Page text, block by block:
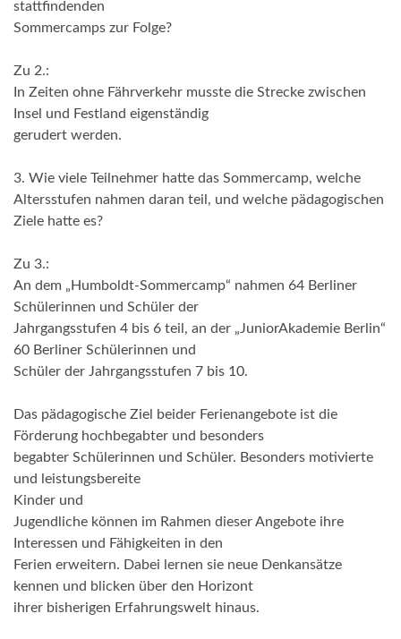
stattfindenden
Sommercamps zur Folge?
Zu 2.:
In Zeiten ohne Fährverkehr musste die Strecke zwischen
Insel und Festland eigenständig
gerudert werden.
3. Wie viele Teilnehmer hatte das Sommercamp, welche
Altersstufen nahmen daran teil, und welche pädagogischen
Ziele hatte es?
Zu 3.:
An dem „Humboldt-Sommercamp“ nahmen 64 Berliner
Schülerinnen und Schüler der
Jahrgangsstufen 4 bis 6 teil, an der „JuniorAkademie Berlin“
60 Berliner Schülerinnen und
Schüler der Jahrgangsstufen 7 bis 10.
Das pädagogische Ziel beider Ferienangebote ist die
Förderung hochbegabter und besonders
begabter Schülerinnen und Schüler. Besonders motivierte
und leistungsbereite
Kinder und
Jugendliche können im Rahmen dieser Angebote ihre
Interessen und Fähigkeiten in den
Ferien erweitern. Dabei lernen sie neue Denkansätze
kennen und blicken über den Horizont
ihrer bisherigen Erfahrungswelt hinaus.